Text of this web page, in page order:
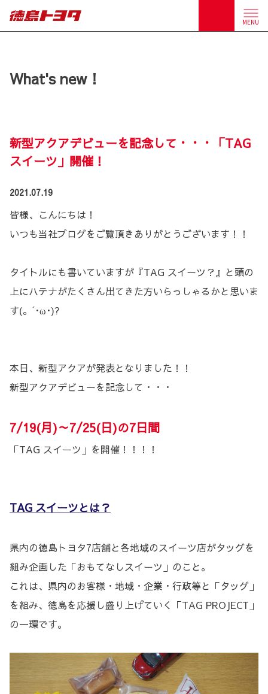
MENU
What's new！
新型アクアデビューを記念して・・・「TAG
スイーツ」開催！
2021.07.19
皆様、こんにちは！
いつも当社ブログをご覧頂きありがとうございます！！
タイトルにも書いていますが『TAG スイーツ？』と頭の
上にハテナがたくさん出てきた方いらっしゃるかと思いま
す(。´･ω･)?
本日、新型アクアが発表となりました！！
新型アクアデビューを記念して・・・
7/19(月)～7/25(日)の7日間
「TAG スイーツ」を開催！！！！
TAG スイーツとは？
県内の徳島トヨタ7店舗と各地域のスイーツ店がタッグを
組み企画した「おもてなしスイーツ」のこと。
これは、県内のお客様・地域・企業・行政等と「タッグ」
を組み、徳島を応援し盛り上げていく「TAG PROJECT」
の一環です。